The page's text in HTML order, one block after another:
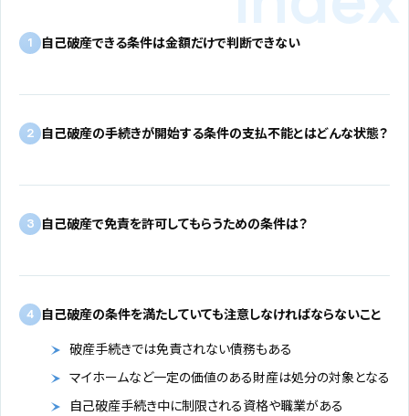
1 自己破産できる条件は金額だけで判断できない
2 自己破産の手続きが開始する条件の支払不能とはどんな状態？
3 自己破産で免責を許可してもらうための条件は？
4 自己破産の条件を満たしていても注意しなければならないこと
破産手続きでは免責されない債務もある
マイホームなど一定の価値のある財産は処分の対象となる
自己破産手続き中に制限される資格や職業がある